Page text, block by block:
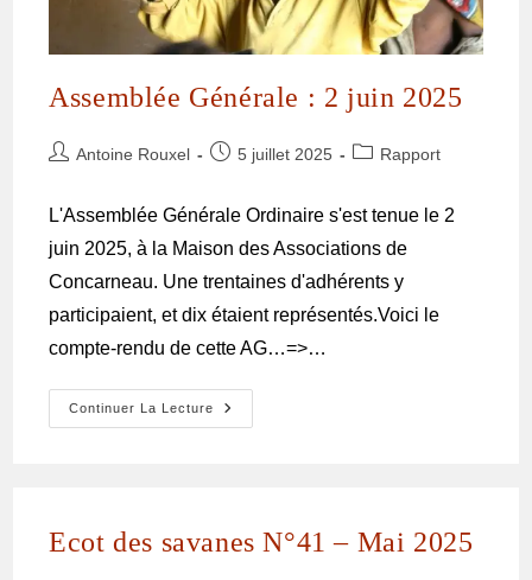
Assemblée Générale : 2 juin 2025
Antoine Rouxel 5 juillet 2025 Rapport
L'Assemblée Générale Ordinaire s'est tenue le 2
juin 2025, à la Maison des Associations de
Concarneau. Une trentaines d'adhérents y
participaient, et dix étaient représentés.Voici le
compte-rendu de cette AG…=>…
Continuer La Lecture
Ecot des savanes N°41 – Mai 2025